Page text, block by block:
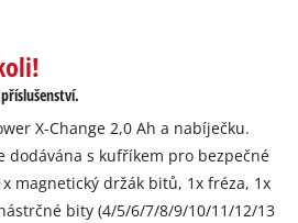
X-Change 2,0 Ah a nabíječku.
dodávána s kufříkem pro bezpečné
magnetický držák bitů, 1x fréza, 1x
bity (4/5/6/7/8/9/10/11/12/13